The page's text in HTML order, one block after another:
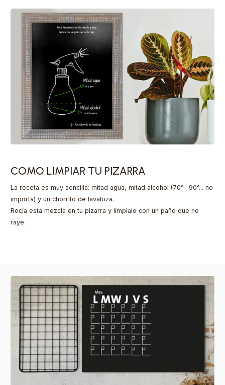
COMO LIMPIAR TU PIZARRA
La receta es muy sencilla: mitad agua, mitad alcohol (70°- 90°... no
importa) y un chorrito de lavaloza.
Rocía esta mezcla en tu pizarra y límpialo con un paño que no
raye.